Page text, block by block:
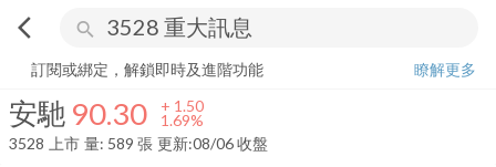
arrow_back_ios search
安馳 90.30+ 1.69%
訂閱或綁定，解鎖即時及進階功能
瞭解更多
安馳 90.30 + 1.50
1.69%
3528
上市 量: 589 張 更新:08/06 收盤